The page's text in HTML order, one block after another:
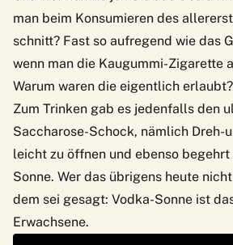
man beim Konsumieren des
schnitt? Fast so aufregend wie das
wenn man die Kaugummi-Zigarette
Warum waren die eigentlich erlaubt?
Zum Trinken gab es jedenfalls den
Saccharose-Schock, nämlich Dreh-
leicht zu öffnen und ebenso begehrt
Sonne. Wer das übrigens heute
dem sei gesagt: Vodka-Sonne ist
Erwachsene.